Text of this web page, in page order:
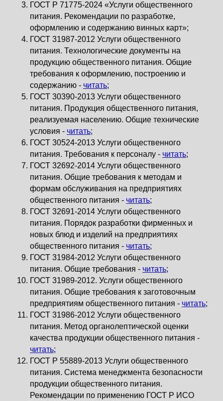
ГОСТ Р 71775-2024 «Услуги общественного
питания. Рекомендации по разработке,
оформлению и содержанию винных карт»;
ГОСТ 31987-2012 Услуги общественного
питания. Технологические документы на
продукцию общественного питания. Общие
требования к оформлению, построению и
содержанию - читать;
ГОСТ 30390-2013 Услуги общественного
питания. Продукция общественного питания,
реализуемая населению. Общие технические
условия - читать;
ГОСТ 30524-2013 Услуги общественного
питания. Требования к персоналу - читать;
ГОСТ 32692-2014 Услуги общественного
питания. Общие требования к методам и
формам обслуживания на предприятиях
общественного питания - читать;
ГОСТ 32691-2014 Услуги общественного
питания. Порядок разработки фирменных и
новых блюд и изделий на предприятиях
общественного питания - читать;
ГОСТ 31984-2012 Услуги общественного
питания. Общие требования - читать;
ГОСТ 31989-2012. Услуги общественного
питания. Общие требования к заготовочным
предприятиям общественного питания - читать;
ГОСТ 31986-2012 Услуги общественного
питания. Метод органолептической оценки
качества продукции общественного питания -
читать;
ГОСТ Р 55889-2013 Услуги общественного
питания. Система менеджмента безопасности
продукции общественного питания.
Рекомендации по применению ГОСТ Р ИСО